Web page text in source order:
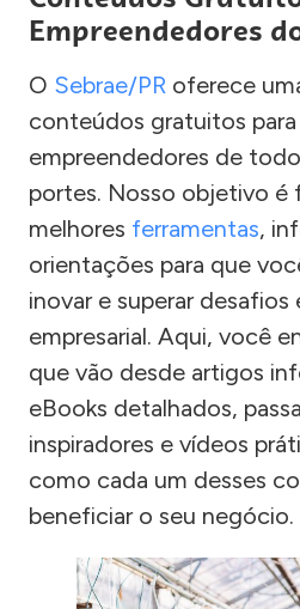
Empreendedores
O Sebrae/PR oferece
conteúdos gratuitos para
empreendedores de
portes. Nosso objetivo é
melhores ferramentas,
orientações para que
inovar e superar desafios
empresarial. Aqui, você
que vão desde artigos
eBooks detalhados,
inspiradores e vídeos
como cada um desses
beneficiar o seu negócio.